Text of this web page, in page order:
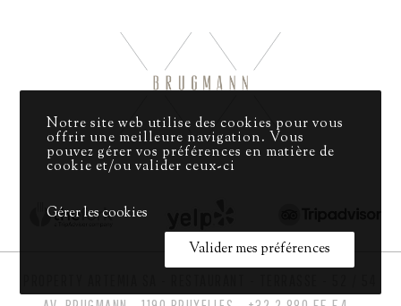
Notre site web utilise des cookies pour vous
offrir une meilleure navigation. Vous
pouvez gérer vos préférences en matière de
cookie et/ou valider ceux-ci
Gérer les cookies
Valider mes préférences